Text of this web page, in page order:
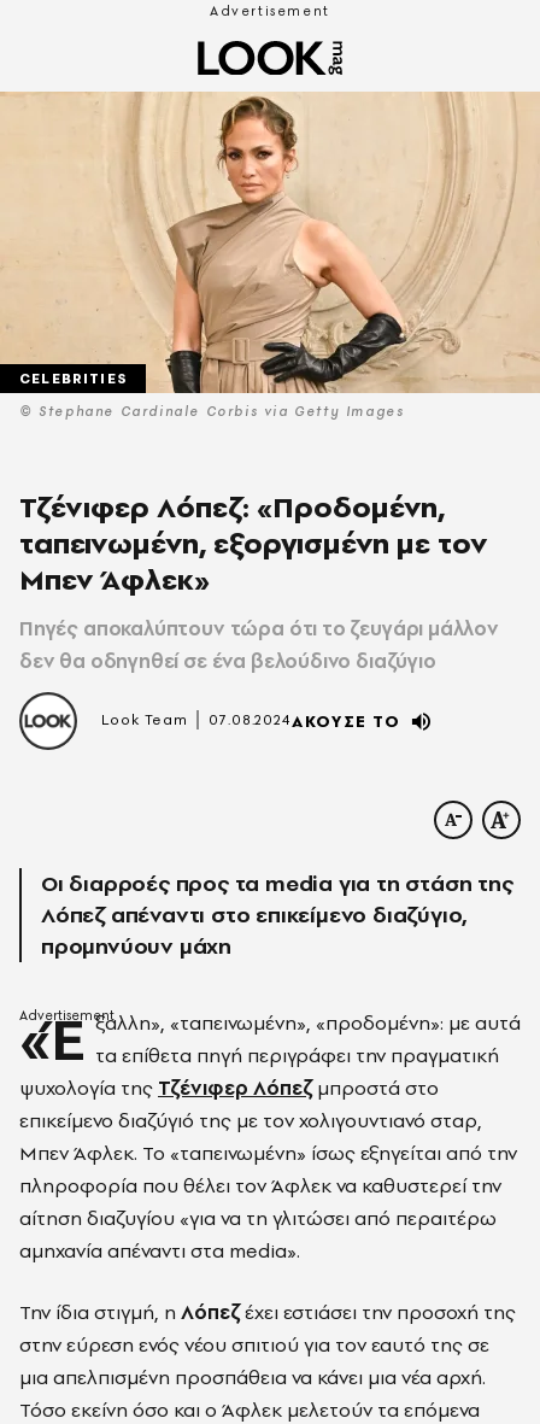
© Stephane Cardinale Corbis via Getty Images
CELEBRITIES
Τζένιφερ Λόπεζ: «Προδομένη,
ταπεινωμένη, εξοργισμένη με τον
Μπεν Άφλεκ»
Πηγές αποκαλύπτουν τώρα ότι το ζευγάρι μάλλον
δεν θα οδηγηθεί σε ένα βελούδινο διαζύγιο
Look Team 07.08.2024ΑΚΟΥΣΕ ΤΟ
Οι διαρροές προς τα media για τη στάση της
Λόπεζ απέναντι στο επικείμενο διαζύγιο,
προμηνύουν μάχη
«Έ ξαλλη», «ταπεινωμένη», «προδομένη»: με αυτά
τα επίθετα πηγή περιγράφει την πραγματική
ψυχολογία της Τζένιφερ Λόπεζμπροστά στο
επικείμενο διαζύγιό της με τον χολιγουντιανό σταρ,
Μπεν Άφλεκ. Το «ταπεινωμένη» ίσως εξηγείται από την
πληροφορία που θέλει τον Άφλεκ να καθυστερεί την
αίτηση διαζυγίου «για να τη γλιτώσει από περαιτέρω
αμηχανία απέναντι στα media».
Την ίδια στιγμή, η Λόπεζέχει εστιάσει την προσοχή της
στην εύρεση ενός νέου σπιτιού για τον εαυτό της σε
μια απελπισμένη προσπάθεια να κάνει μια νέα αρχή.
Τόσο εκείνη όσο και ο Άφλεκ μελετούν τα επόμενα